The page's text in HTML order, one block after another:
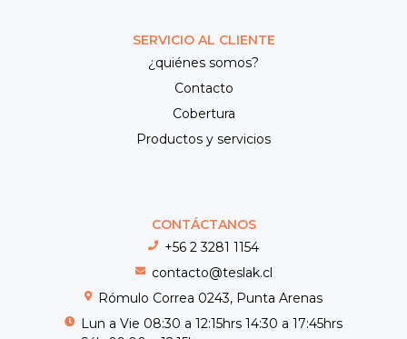
SERVICIO AL CLIENTE
¿quiénes somos?
Contacto
Cobertura
Productos y servicios
CONTÁCTANOS
+56 2 3281 1154
contacto@teslak.cl
Rómulo Correa 0243, Punta Arenas
Lun a Vie 08:30 a 12:15hrs 14:30 a 17:45hrs